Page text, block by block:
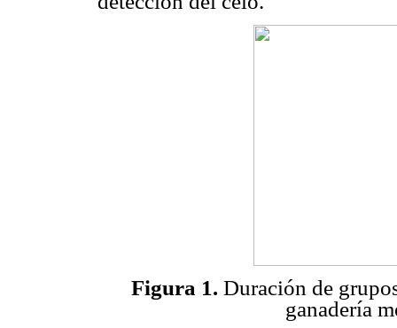
Figura 1. Duración de
ganadería